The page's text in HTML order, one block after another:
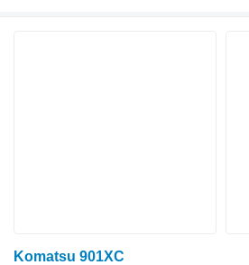
Komatsu 901XC